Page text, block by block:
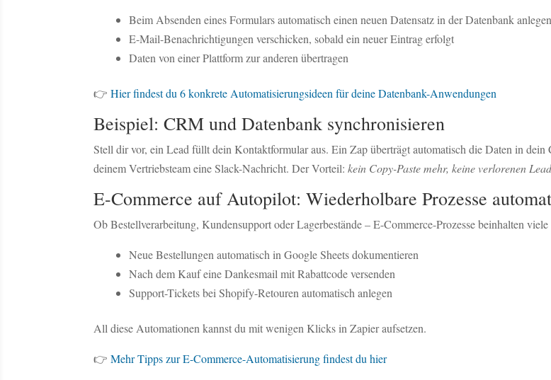
Beim Absenden eines Formulars automatisch einen neuen Datensatz in der Datenbank anlegen
E-Mail-Benachrichtigungen verschicken, sobald ein neuer Eintrag erfolgt
Daten von einer Plattform zur anderen übertragen
👉 Hier findest du 6 konkrete Automatisierungsideen für deine Datenbank-Anwendungen
Beispiel: CRM und Datenbank synchronisieren
Stell dir vor, ein Lead füllt dein Kontaktformular aus. Ein Zap überträgt automatisch die Daten in
deinem Vertriebsteam eine Slack-Nachricht. Der Vorteil: kein Copy-Paste mehr, keine verlorenen
E-Commerce auf Autopilot: Wiederholbare Prozesse
Ob Bestellverarbeitung, Kundensupport oder Lagerbestände – E-Commerce-Prozesse beinhalten
Neue Bestellungen automatisch in Google Sheets dokumentieren
Nach dem Kauf eine Dankesmail mit Rabattcode versenden
Support-Tickets bei Shopify-Retouren automatisch anlegen
All diese Automationen kannst du mit wenigen Klicks in Zapier aufsetzen.
👉 Mehr Tipps zur E-Commerce-Automatisierung findest du hier